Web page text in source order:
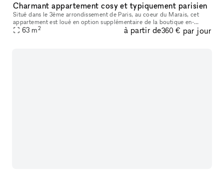
Charmant appartement cosy et typiquement parisien
Situé dans le 3ème arrondissement de Paris, au coeur du Marais, cet
appartement est loué en option supplémentaire de la boutique en-
dessous. 1er étage avec ascenseur. 63 m2, parquet en chêne massif,
63 m2 à partir de360 € par jour